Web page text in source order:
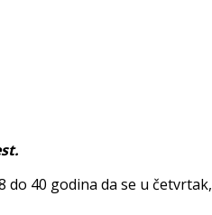
do 40 godina da se u četvrtak,